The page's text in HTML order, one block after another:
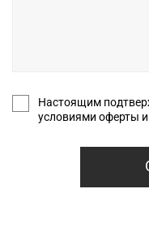
Настоящим